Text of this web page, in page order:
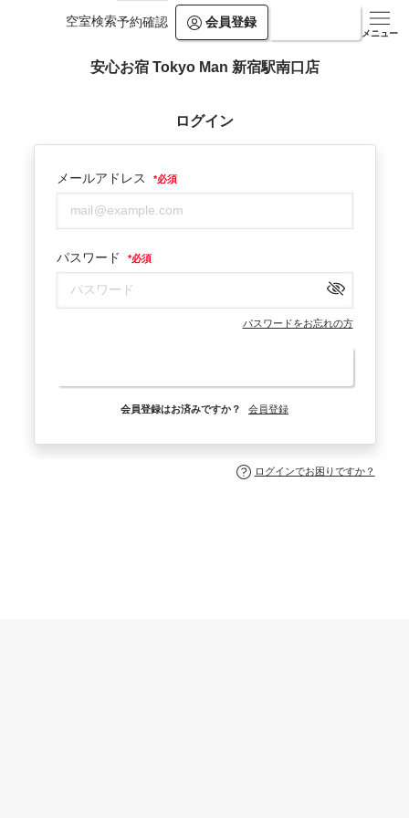
空室検索予約確認 会員登録
メニュー
安心お宿 Tokyo Man 新宿駅南口店
ログイン
メールアドレス *必須
パスワード *必須
パスワードをお忘れの方
会員登録はお済みですか？ 会員登録
ログインでお困りですか？